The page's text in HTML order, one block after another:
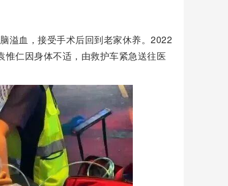
溢血，接受手术后回到老家休养。2022
仁因身体不适，由救护车紧急送往医